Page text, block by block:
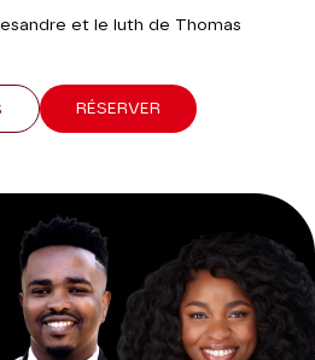
et le luth de Thomas
RÉSERVER